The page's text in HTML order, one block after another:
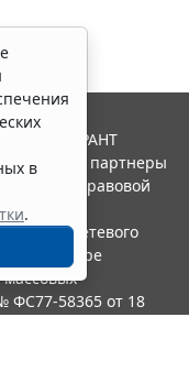
в
.
ГАРАНТ
и ее партнеры
правовой
сетевого
в сфере
ФС77-58365 от 18